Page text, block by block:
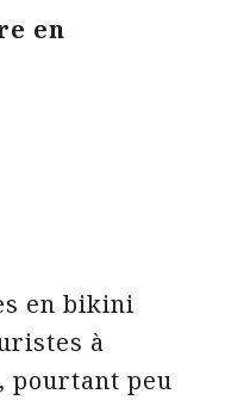
en
en bikini
à
pourtant peu